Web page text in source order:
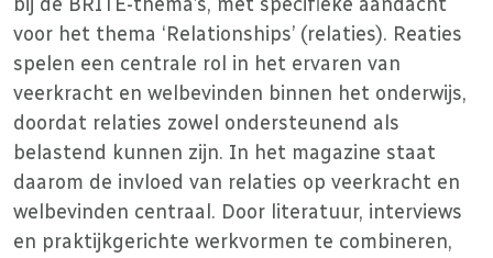
voor het thema ‘Relationships’ (relaties). Reaties
spelen een centrale rol in het ervaren van
veerkracht en welbevinden binnen het onderwijs,
doordat relaties zowel ondersteunend als
belastend kunnen zijn. In het magazine staat
daarom de invloed van relaties op veerkracht en
welbevinden centraal. Door literatuur, interviews
en praktijkgerichte werkvormen te combineren,